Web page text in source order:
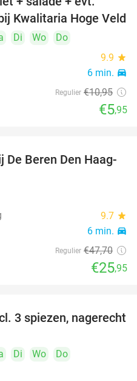
Kwalitaria Hoge Veld
Di Wo
Do
9.9 star
6 min. directions_car
Regulier €10,95
€5,95
46%
De Beren Den Haag-
9.7 star
6 min. directions_car
Regulier €47,70
€25,95
34%
3 spiezen, nagerecht
Di Wo
Do